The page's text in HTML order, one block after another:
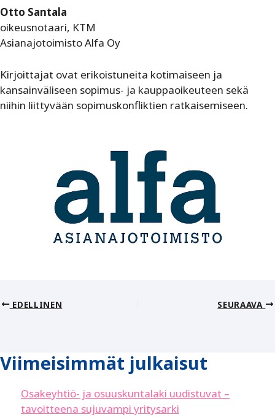
Otto Santala
oikeusnotaari, KTM
Asianajotoimisto Alfa Oy
Kirjoittajat ovat erikoistuneita kotimaiseen ja
kansainväliseen sopimus- ja kauppaoikeuteen sekä
niihin liittyvään sopimuskonfliktien ratkaisemiseen.
EDELLINEN SEURAAVA
Viimeisimmät julkaisut
Osakeyhtiö- ja osuuskuntalaki uudistuvat –
tavoitteena sujuvampi yritysarki